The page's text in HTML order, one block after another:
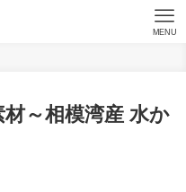
MENU
～相模湾産 水か